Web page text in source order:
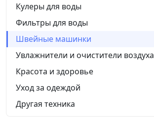
Кулеры для воды
Фильтры для воды
Швейные машинки
Увлажнители и очистители воздуха
Красота и здоровье
Уход за одеждой
Другая техника